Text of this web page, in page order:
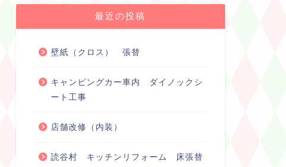
最近の投稿
壁紙（クロス） 張替
キャンピングカー車内 ダイノックシ
ート工事
店舗改修（内装）
読谷村 キッチンリフォーム 床張替